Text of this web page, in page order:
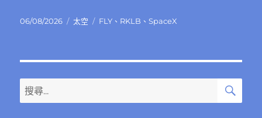
發
06/08/2026
分
太空
標
FLY 、 RKLB 、SpaceX
搜
尋
搜